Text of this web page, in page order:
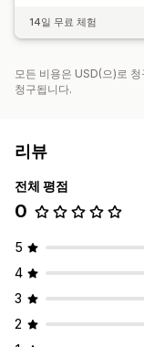
14일 무료 체험
모든 비용은 USD(으)로
청구됩니다.
리뷰
전체 평점
0
5
4
3
2